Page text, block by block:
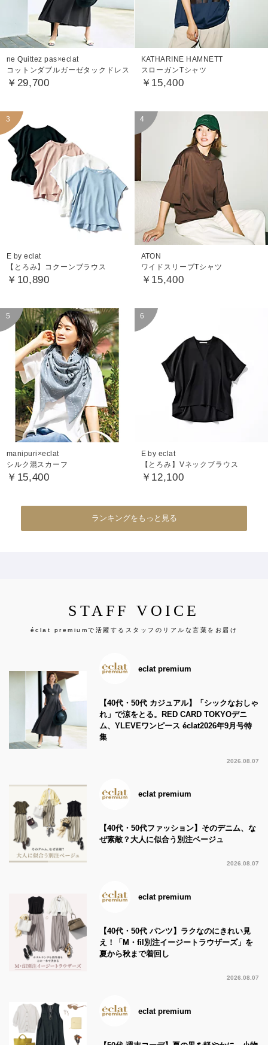
ne Quittez pas×eclat
コットンダブルガーゼタックドレス
￥29,700
KATHARINE HAMNETT
スローガンTシャツ
￥15,400
E by eclat
【とろみ】コクーンブラウス
￥10,890
ATON
ワイドスリーブTシャツ
￥15,400
manipuri×eclat
シルク混スカーフ
￥15,400
E by eclat
【とろみ】Vネックブラウス
￥12,100
ランキングをもっと見る
STAFF VOICE
éclat premiumで活躍するスタッフのリアルな言葉をお届け
eclat premium
【40代・50代 カジュアル】「シックなおしゃ
れ」で涼をとる。RED CARD TOKYOデニ
ム、YLEVEワンピース éclat2026年9月号特
集
2026.08.07
eclat premium
【40代・50代ファッション】そのデニム、な
ぜ素敵？大人に似合う別注ベージュ
2026.08.07
eclat premium
【40代・50代 パンツ】ラクなのにきれい見
え！「M・fil別注イージートラウザーズ」を
夏から秋まで着回し
2026.08.07
eclat premium